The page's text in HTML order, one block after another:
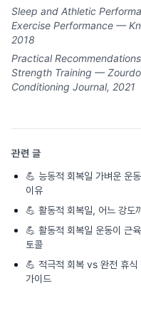
Sleep and Athletic
Exercise Performance —
2018
Practical
Strength Training —
Conditioning Journal, 2021
관련 글
💪 능동적 회복일 가벼운 운
이유
💪 활동적 회복일, 어느 강도
💪 활동적 회복일 운동이 근
토콜
💪 적극적 회복 vs 완전 휴
가이드